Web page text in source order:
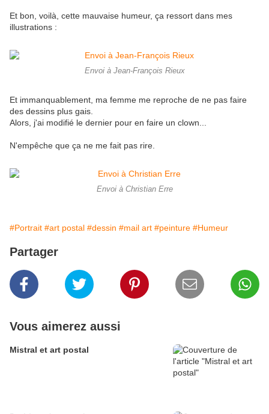
Et bon, voilà, cette mauvaise humeur, ça ressort dans mes
illustrations :
Envoi à Jean-François Rieux
Et immanquablement, ma femme me reproche de ne pas faire
des dessins plus gais.
Alors, j'ai modifié le dernier pour en faire un clown...
N'empêche que ça ne me fait pas rire.
Envoi à Christian Erre
#Portrait #art postal #dessin #mail art #peinture #Humeur
Partager
Vous aimerez aussi
Mistral et art postal